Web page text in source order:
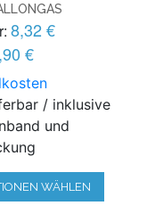
8,32 €
€
/ inklusive
und
WÄHLEN